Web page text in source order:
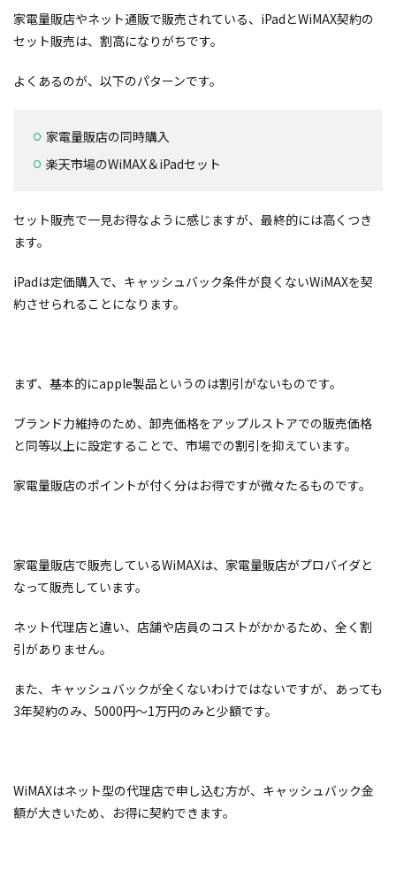
家電量販店やネット通販で販売されている、iPadとWiMAX契約の
セット販売は、割高になりがちです。
よくあるのが、以下のパターンです。
家電量販店の同時購入
楽天市場のWiMAX＆iPadセット
セット販売で一見お得なように感じますが、最終的には高くつき
ます。
iPadは定価購入で、キャッシュバック条件が良くないWiMAXを契
約させられることになります。
まず、基本的にapple製品というのは割引がないものです。
ブランド力維持のため、卸売価格をアップルストアでの販売価格
と同等以上に設定することで、市場での割引を抑えています。
家電量販店のポイントが付く分はお得ですが微々たるものです。
家電量販店で販売しているWiMAXは、家電量販店がプロバイダと
なって販売しています。
ネット代理店と違い、店舗や店員のコストがかかるため、全く割
引がありません。
また、キャッシュバックが全くないわけではないですが、あっても
3年契約のみ、5000円〜1万円のみと少額です。
WiMAXはネット型の代理店で申し込む方が、キャッシュバック金
額が大きいため、お得に契約できます。